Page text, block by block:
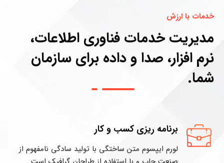
خدمات با ارزش
مدیریت خدمات فناوری اطلاعات،
نرم افزار، صدا و داده برای سازمان
شما.
برنامه ریزی کسب و کار
لورم ایپسوم متن ساختگی با تولید سادگی نامفهوم از